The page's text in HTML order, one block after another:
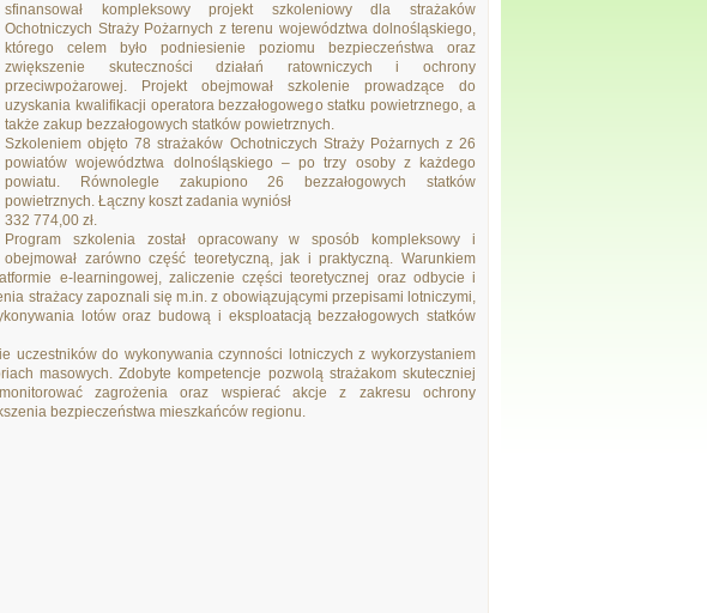
sfinansował kompleksowy projekt szkoleniowy dla strażaków
Ochotniczych Straży Pożarnych z terenu województwa dolnośląskiego,
którego celem było podniesienie poziomu bezpieczeństwa oraz
zwiększenie skuteczności działań ratowniczych i ochrony
przeciwpożarowej. Projekt obejmował szkolenie prowadzące do
uzyskania kwalifikacji operatora bezzałogowego statku powietrznego, a
także zakup bezzałogowych statków powietrznych.
Szkoleniem objęto 78 strażaków Ochotniczych Straży Pożarnych z 26
powiatów województwa dolnośląskiego – po trzy osoby z każdego
powiatu. Równolegle zakupiono 26 bezzałogowych statków
powietrznych. Łączny koszt zadania wyniósł
332 774,00 zł.
Program szkolenia został opracowany w sposób kompleksowy i
obejmował zarówno część teoretyczną, jak i praktyczną. Warunkiem
e-learningowej, zaliczenie części teoretycznej oraz odbycie i
strażacy zapoznali się m.in. z obowiązującymi przepisami lotniczymi,
lotów oraz budową i eksploatacją bezzałogowych statków
uczestników do wykonywania czynności lotniczych z wykorzystaniem
masowych. Zdobyte kompetencje pozwolą strażakom skuteczniej
zagrożenia oraz wspierać akcje z zakresu ochrony
bezpieczeństwa mieszkańców regionu.